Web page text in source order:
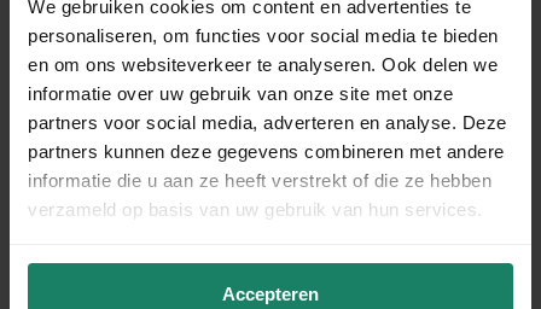
We gebruiken cookies om content en advertenties te
personaliseren, om functies voor social media te bieden
en om ons websiteverkeer te analyseren. Ook delen we
informatie over uw gebruik van onze site met onze
partners voor social media, adverteren en analyse. Deze
partners kunnen deze gegevens combineren met andere
informatie die u aan ze heeft verstrekt of die ze hebben
verzameld op basis van uw gebruik van hun services.
Accepteren